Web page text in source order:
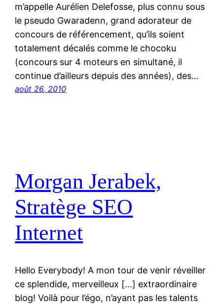
m’appelle Aurélien Delefosse, plus connu sous
le pseudo Gwaradenn, grand adorateur de
concours de référencement, qu’ils soient
totalement décalés comme le chocoku
(concours sur 4 moteurs en simultané, il
continue d’ailleurs depuis des années), des…
août 26, 2010
Morgan Jerabek,
Stratège SEO
Internet
Hello Everybody! A mon tour de venir réveiller
ce splendide, merveilleux […] extraordinaire
blog! Voilà pour l’égo, n’ayant pas les talents